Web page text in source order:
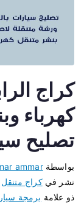
كهرباء
تصليح
بواسطةammar
نشر فيكراج متنقل
ذو علامة برمجة